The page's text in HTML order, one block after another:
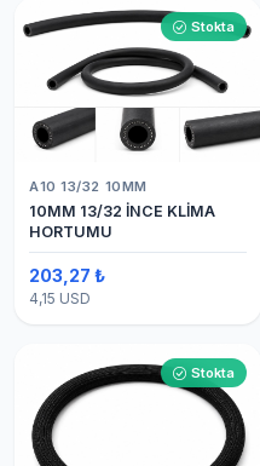
Stokta
A10 13/32 10MM
10MM 13/32 İNCE KLİMA
HORTUMU
203,27 ₺
4,15 USD
Stokta